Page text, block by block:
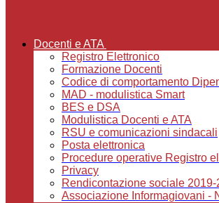
Docenti e ATA
Registro Elettronico
Formazione Docenti
Codice di comportamento
MAD - modulistica Smart
BES e DSA
Modulistica Docenti e ATA
RSU e comunicazioni sindacali
Posta elettronica
Procedure operative Registro
Privacy
Rendicontazione sociale 2019-
Associazione Informagiovani -